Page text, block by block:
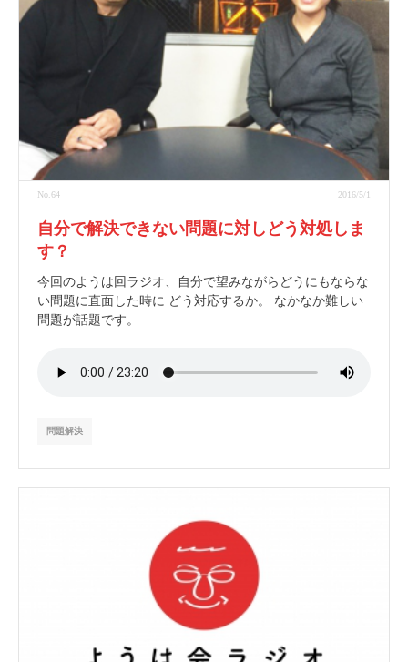
No.64 2016/5/1
自分で解決できない問題に対しどう対処しま
す？
今回のようは回ラジオ、自分で望みながらどうにもならな
い問題に直面した時に どう対応するか。 なかなか難しい
問題が話題です。
問題解決